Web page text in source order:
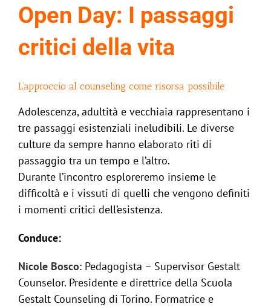
Open Day: I passaggi
critici della vita
L’approccio al counseling come risorsa possibile
Adolescenza, adultità e vecchiaia rappresentano i
tre passaggi esistenziali ineludibili. Le diverse
culture da sempre hanno elaborato riti di
passaggio tra un tempo e l’altro.
Durante l’incontro esploreremo insieme le
difficoltà e i vissuti di quelli che vengono definiti
i momenti critici dell’esistenza.
Conduce:
Nicole Bosco: Pedagogista – Supervisor Gestalt
Counselor. Presidente e direttrice della Scuola
Gestalt Counseling di Torino. Formatrice e